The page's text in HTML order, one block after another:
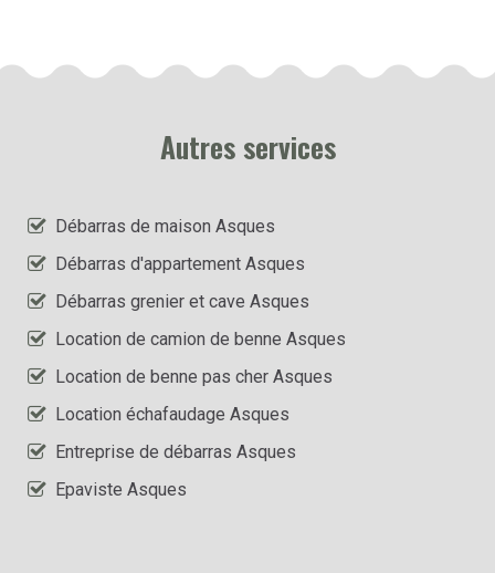
Autres services
Débarras de maison Asques
Débarras d'appartement Asques
Débarras grenier et cave Asques
Location de camion de benne Asques
Location de benne pas cher Asques
Location échafaudage Asques
Entreprise de débarras Asques
Epaviste Asques